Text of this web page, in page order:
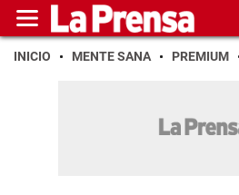
INICIO MENTE SANA PREMIUM